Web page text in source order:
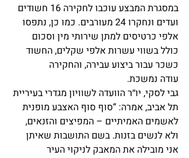
במסגרת המבצע עוכבו לחקירה 16 חשודים
ועדים ונחקרו 24 מעורבים. כמו כן, נתפסו
אלפי כרטיסים למתן שירותי מין וסכום
כולל בשווי עשרות אלפי שקלים, החשוד
כשכר עבור ביצוע עבירה, והחקירה
עודה נמשכת.
גבי לסקי, יו״ר הוועדה לשוויון מגדרי בעיריית
תל אביב, אמרה: “סוף סוף האצבע מופנית
לאשמים האמיתיים – המפיצים והזנאים,
ולא לנשים בזנות. בשם התושבות שאיתן
אני מובילה את המאבק לניקוי העיר